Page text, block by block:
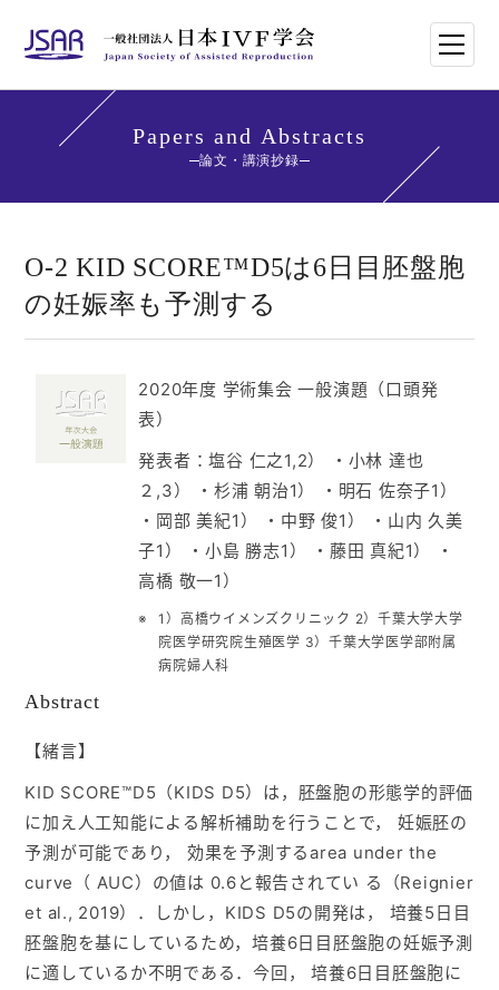
HOME
学会講師紹介
年次大会・イベント
世界のトレンド
Papers and Abstracts
論文・講演抄録
O-2 KID SCORE™️D5は6日目胚盤胞
の妊娠率も予測する
2020年度 学術集会 一般演題（口頭発
表）
発表者：塩谷 仁之1,2） ・小林 達也
２,3） ・杉浦 朝治1） ・明石 佐奈子1）
・岡部 美紀1） ・中野 俊1） ・山内 久美
子1） ・小島 勝志1） ・藤田 真紀1） ・
高橋 敬一1）
1）高橋ウイメンズクリニック 2）千葉大学大学
院医学研究院生殖医学 3）千葉大学医学部附属
病院婦人科
Abstract
【緒言】
KID SCORE™️D5（KIDS D5）は，胚盤胞の形態学的評価
に加え人工知能による解析補助を行うことで， 妊娠胚の
予測が可能であり， 効果を予測するarea under the
curve（ AUC）の値は 0.6と報告されてい る（Reignier
et al., 2019）．しかし，KIDS D5の開発は， 培養5日目
胚盤胞を基にしているため，培養6日目胚盤胞の妊娠予測
に適しているか不明である．今回， 培養6日目胚盤胞に